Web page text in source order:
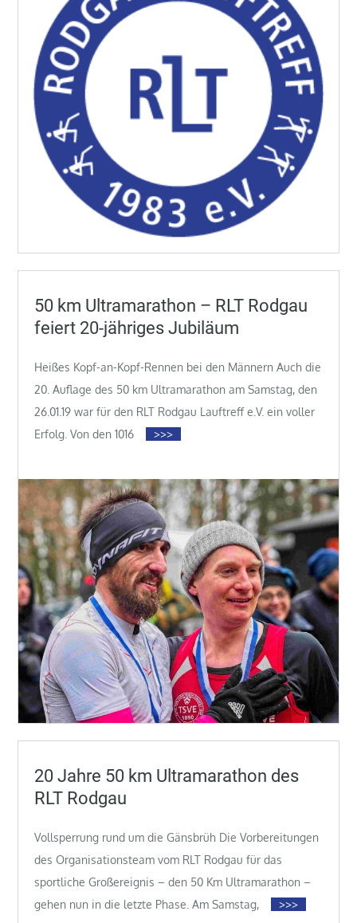
50 km Ultramarathon – RLT Rodgau
feiert 20-jähriges Jubiläum
Heißes Kopf-an-Kopf-Rennen bei den Männern Auch die
20. Auflage des 50 km Ultramarathon am Samstag, den
26.01.19 war für den RLT Rodgau Lauftreff e.V. ein voller
Erfolg. Von den 1016
>>>
20 Jahre 50 km Ultramarathon des
RLT Rodgau
Vollsperrung rund um die Gänsbrüh Die Vorbereitungen
des Organisationsteam vom RLT Rodgau für das
sportliche Großereignis – den 50 Km Ultramarathon –
gehen nun in die letzte Phase. Am Samstag,
>>>